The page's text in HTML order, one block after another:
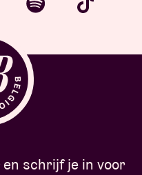
en schrijf je in voor